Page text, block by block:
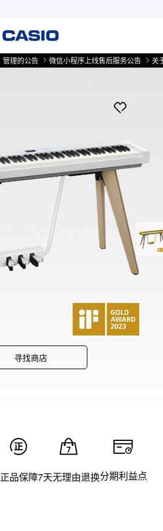
微信小程序上线售后服务公告 关于部分手表
寻找商店
正品保障7天无理由退换分期利益点